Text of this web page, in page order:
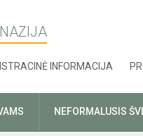
INFORMACIJA
NEFORMALUSIS